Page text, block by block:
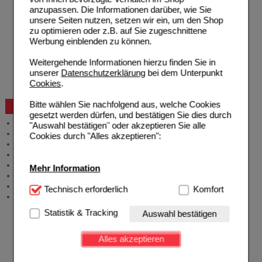
anzupassen. Die Informationen darüber, wie Sie
unsere Seiten nutzen, setzen wir ein, um den Shop
zu optimieren oder z.B. auf Sie zugeschnittene
Werbung einblenden zu können.
Weitergehende Informationen hierzu finden Sie in
unserer Datenschutzerklärungbei dem Unterpunkt
Cookies.
Bitte wählen Sie nachfolgend aus, welche Cookies
gesetzt werden dürfen, und bestätigen Sie dies durch
"Auswahl bestätigen" oder akzeptieren Sie alle
Cookies durch "Alles akzeptieren":
Mehr Information
Technisch Notwendig:Hierbei handelt es sich um
Website notwendig sind (z.B. Navigation, Warenkorb,
Kundenkonto), weshalb auf diese nicht verzichtet
werden kann.
Technisch erforderlich Komfort
Statistik & Tracking Auswahl bestätigen
Alles akzeptieren
Zahlungsmöglichkeiten
Rezepte einlösen
Freiumschläge anfordern
Freiumschläge downloaden
Auslandsbestellung
Widerrufsformular
Problembehebung
Beratung und Service
Allgemeine Information
Produktberatung
Angebote & Downloads
Newsletter
Neukundenprämie
Stellenangebote